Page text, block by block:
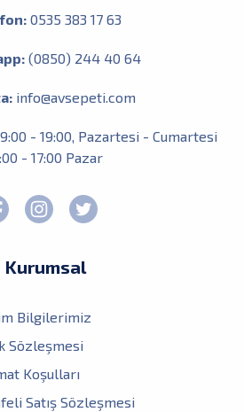
0535 383 17 63
(0850) 244 40 64
info@avsepeti.com
- 19:00, Pazartesi - Cumartesi
- 17:00 Pazar
Kurumsal
Bilgilerimiz
Sözleşmesi
Koşulları
Satış Sözleşmesi